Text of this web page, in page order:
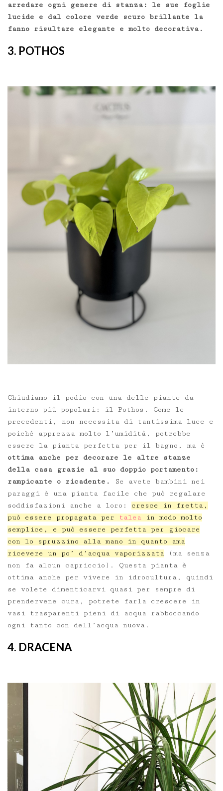
arredare ogni genere di stanza: le sue foglie
lucide e dal colore verde scuro brillante la
fanno risultare elegante e molto decorativa.
3. POTHOS
Chiudiamo il podio con una delle piante da
interno più popolari: il Pothos. Come le
precedenti, non necessita di tantissima luce e
poiché apprezza molto l’umidità, potrebbe
essere la pianta perfetta per il bagno, ma è
ottima anche per decorare le altre stanze
della casa grazie al suo doppio portamento:
rampicante o ricadente.
Se avete bambini nei
paraggi è una pianta facile che può regalare
soddisfazioni anche a loro: cresce in fretta,
può essere propagata per talea in modo molto
semplice, e può essere perfetta per giocare
con lo spruzzino alla mano in quanto ama
ricevere un po’ d’acqua vaporizzata (ma senza
non fa alcun capriccio). Questa pianta è
ottima anche per vivere in idrocultura, quindi
se volete dimenticarvi quasi per sempre di
prendervene cura, potrete farla crescere in
vasi trasparenti pieni di acqua rabboccando
ogni tanto con dell’acqua nuova.
4. DRACENA